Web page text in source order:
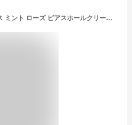
ピアフロスピアス穴 専用フロス ミント ローズ ピアスホールクリーナー おそうじ 掃除用 Piafloss